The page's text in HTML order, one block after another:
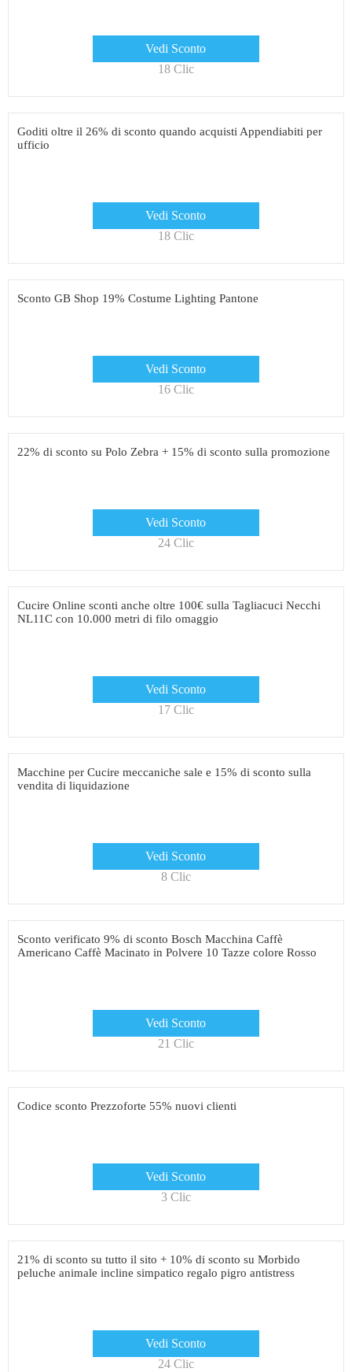
Vedi Sconto
18 Clic
Goditi oltre il 26% di sconto quando acquisti Appendiabiti per
ufficio
Vedi Sconto
18 Clic
Sconto GB Shop 19% Costume Lighting Pantone
Vedi Sconto
16 Clic
22% di sconto su Polo Zebra + 15% di sconto sulla promozione
Vedi Sconto
24 Clic
Cucire Online sconti anche oltre 100€ sulla Tagliacuci Necchi
NL11C con 10.000 metri di filo omaggio
Vedi Sconto
17 Clic
Macchine per Cucire meccaniche sale e 15% di sconto sulla
vendita di liquidazione
Vedi Sconto
8 Clic
Sconto verificato 9% di sconto Bosch Macchina Caffè
Americano Caffè Macinato in Polvere 10 Tazze colore Rosso
Vedi Sconto
21 Clic
Codice sconto Prezzoforte 55% nuovi clienti
Vedi Sconto
3 Clic
21% di sconto su tutto il sito + 10% di sconto su Morbido
peluche animale incline simpatico regalo pigro antistress
Vedi Sconto
24 Clic